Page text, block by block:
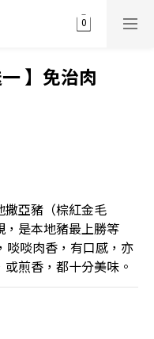
】免治肉
撒亞豬（棕紅金毛
是本地豬最上勝等
啖啖肉香，有口感，亦
煎香，都十分美味。